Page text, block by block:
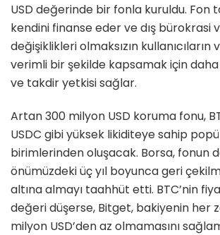
USD değerinde bir fonla kuruldu. Fon
kendini finanse eder ve dış bürokrasi
değişiklikleri olmaksızın kullanıcıların
verimli bir şekilde kapsamak için
ve takdir yetkisi sağlar.
Artan 300 milyon USD koruma fonu,
USDC gibi yüksek likiditeye sahip
birimlerinden oluşacak. Borsa, fonun
önümüzdeki üç yıl boyunca geri
altına almayı taahhüt etti. BTC’nin
değeri düşerse, Bitget, bakiyenin her
milyon USD’den az olmamasını